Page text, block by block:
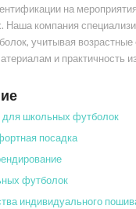
на
Наша компания
учитывая возрастные
и практичность
школьных футболок
посадка
футболок
индивидуального